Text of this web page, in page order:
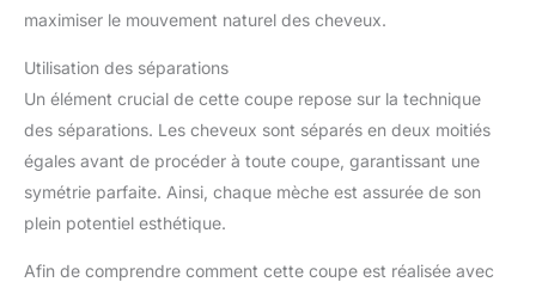
maximiser le mouvement naturel des cheveux.
Utilisation des séparations
Un élément crucial de cette coupe repose sur la technique
des séparations. Les cheveux sont séparés en deux moitiés
égales avant de procéder à toute coupe, garantissant une
symétrie parfaite. Ainsi, chaque mèche est assurée de son
plein potentiel esthétique.
Afin de comprendre comment cette coupe est réalisée avec